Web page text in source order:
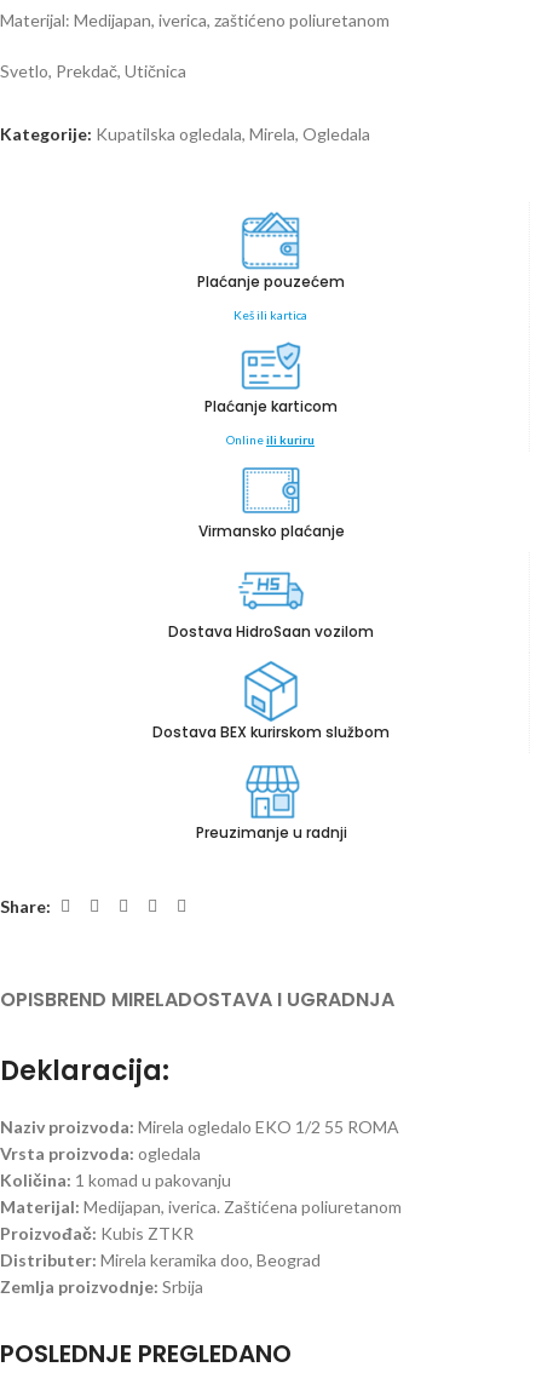
Materijal: Medijapan, iverica, zaštićeno poliuretanom
Svetlo, Prekdač, Utičnica
Kategorije: Kupatilska ogledala, Mirela, Ogledala
Plaćanje pouzećem
Keš ili kartica
Plaćanje karticom
Onlineili kuriru
Virmansko plaćanje
Dostava HidroSaan vozilom
Dostava BEX kurirskom službom
Preuzimanje u radnji
Share:
OPISBREND MIRELADOSTAVA I UGRADNJA
Deklaracija:
Naziv proizvoda: Mirela ogledalo EKO 1/2 55 ROMA
Vrsta proizvoda: ogledala
Količina: 1 komad u pakovanju
Materijal: Medijapan, iverica. Zaštićena poliuretanom
Proizvođač: Kubis ZTKR
Distributer: Mirela keramika doo, Beograd
Zemlja proizvodnje: Srbija
POSLEDNJE PREGLEDANO